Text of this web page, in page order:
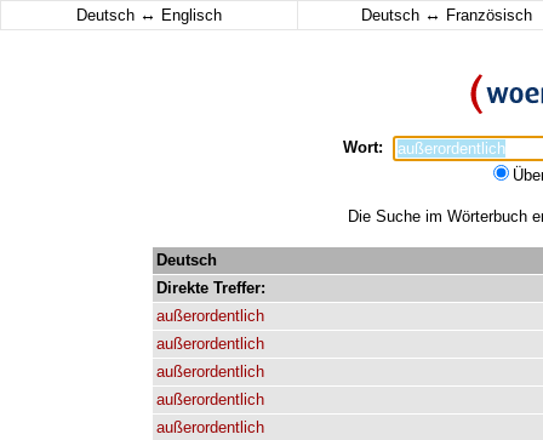
Deutsch ↔ Englisch Deutsch ↔ Französisch
Wort:
Die Suche im Wörterbuch
Deutsch
Direkte Treffer:
außerordentlich
außerordentlich
außerordentlich
außerordentlich
außerordentlich